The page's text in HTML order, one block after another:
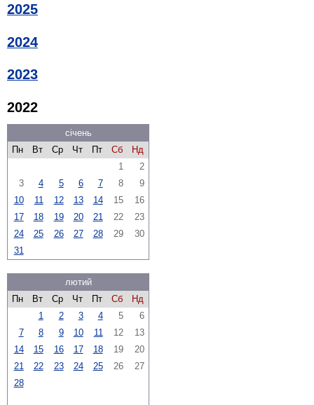
2025
2024
2023
2022
січень
Пн
Вт Ср Чт Пт Сб
Нд
1
2
3
4 5 6 7 8
9
10
11 12 13 14 15
16
17
18 19 20 21 22
23
24
25 26 27 28 29
30
31
лютий
Пн
Вт Ср Чт Пт Сб
Нд
1
2 3 4 5
6
7
8 9 10 11 12
13
14
15 16 17 18 19
20
21
22 23 24 25 26
27
28